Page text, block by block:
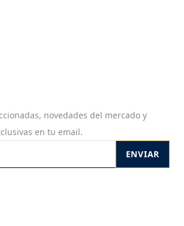
novedades del mercado y
en tu email.
ENVIAR